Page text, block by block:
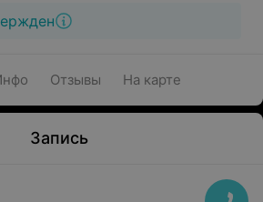
Отзывы На карте
Запись